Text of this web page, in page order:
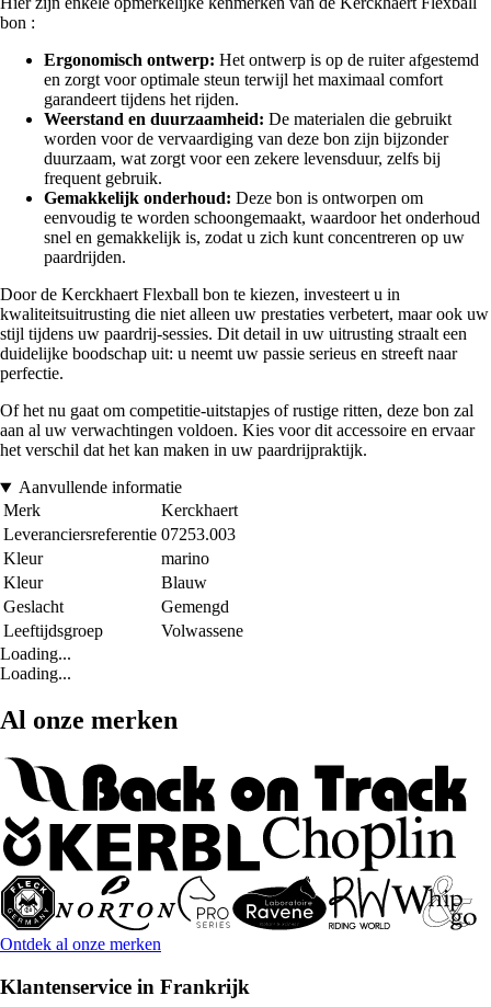
bon :
Ergonomisch ontwerp: Het ontwerp is op de ruiter afgestemd
en zorgt voor optimale steun terwijl het maximaal comfort
garandeert tijdens het rijden.
Weerstand en duurzaamheid: De materialen die gebruikt
worden voor de vervaardiging van deze bon zijn bijzonder
duurzaam, wat zorgt voor een zekere levensduur, zelfs bij
frequent gebruik.
Gemakkelijk onderhoud: Deze bon is ontworpen om
eenvoudig te worden schoongemaakt, waardoor het onderhoud
snel en gemakkelijk is, zodat u zich kunt concentreren op uw
paardrijden.
Door de Kerckhaert Flexball bon te kiezen, investeert u in
kwaliteitsuitrusting die niet alleen uw prestaties verbetert, maar ook uw
stijl tijdens uw paardrij-sessies. Dit detail in uw uitrusting straalt een
duidelijke boodschap uit: u neemt uw passie serieus en streeft naar
perfectie.
Of het nu gaat om competitie-uitstapjes of rustige ritten, deze bon zal
aan al uw verwachtingen voldoen. Kies voor dit accessoire en ervaar
het verschil dat het kan maken in uw paardrijpraktijk.
Aanvullende informatie
Merk
Kerckhaert
Leveranciersreferentie 07253.003
Kleur
marino
Kleur
Blauw
Geslacht
Gemengd
Leeftijdsgroep
Volwassene
Loading...
Loading...
Al onze merken
Ontdek al onze merken
Klantenservice in Frankrijk